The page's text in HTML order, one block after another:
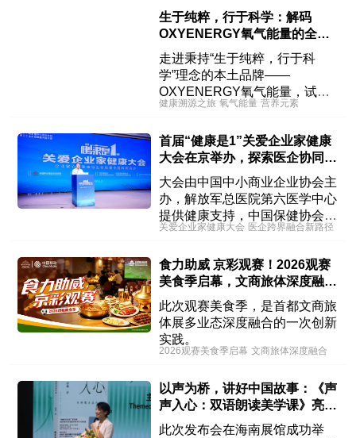
生于纯粹，行于科学：解码
OXYENERGY氧气能量的全球
健康底气
走进秉持“生于纯粹，行于科
学”理念的本土品牌——
OXYENERGY氧气能量，试图
解锁适配快节奏生活的健康密
健康溯源之旅 氧气能量 营养元素
首届“健康是1”关爱企业家健康
大会在京举办，探索医企协同创
新路径
大会由中国中小商业企业协会主
办，解放军总医院第六医学中心
提供健康支持，中国保健协会、
中国健康促进基金会、中国中医
教育协会协同赋能。
关爱企业家健康大会 医企跨界融合新路径
食力助威 京彩观赛！2026观赛
美食季启幕，文商旅体深度融合
点燃夏夜消费热潮
此次观赛美食季，是首都文商旅
体展多业态深度融合的一次创新
实践。
2026观赛美食季启幕 文商旅体深度融合
以声为桥，讲好中国故事：《声
声入心：双语朗读美学课》亮相
北京国际图书博览会
此次发布会在海南展馆成功举